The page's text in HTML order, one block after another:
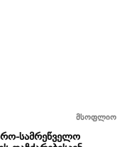
მსოფლიო
სამრეწველო